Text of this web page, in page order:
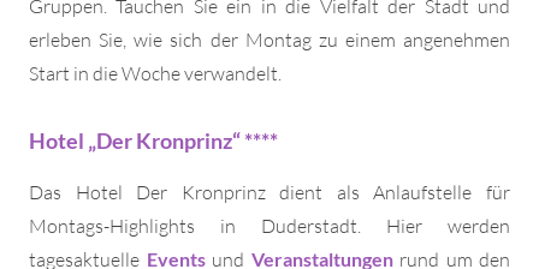
Gruppen. Tauchen Sie ein in die Vielfalt der Stadt und
erleben Sie, wie sich der Montag zu einem angenehmen
Start in die Woche verwandelt.
Hotel „Der Kronprinz“ ****
Das Hotel Der Kronprinz dient als Anlaufstelle für
Montags-Highlights in Duderstadt. Hier werden
tagesaktuelle Eventsund Veranstaltungenrund um den